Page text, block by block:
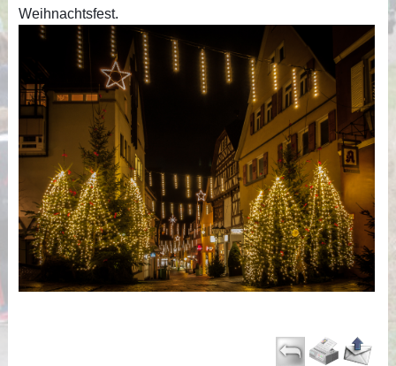
Weihnachtsfest.